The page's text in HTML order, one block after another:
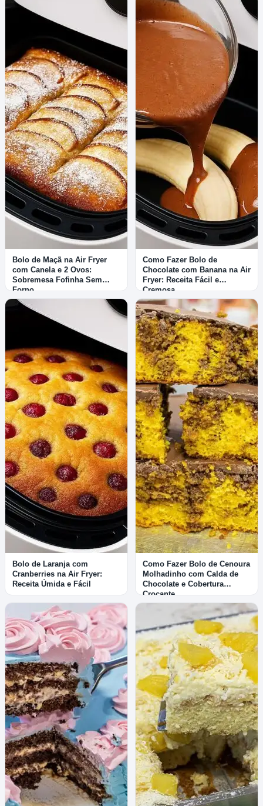
Bolo de Maçã na Air Fryer
com Canela e 2 Ovos:
Sobremesa Fofinha Sem
Forno
Como Fazer Bolo de
Chocolate com Banana na Air
Fryer: Receita Fácil e
Cremosa
Bolo de Laranja com
Cranberries na Air Fryer:
Receita Úmida e Fácil
Como Fazer Bolo de Cenoura
Molhadinho com Calda de
Chocolate e Cobertura
Crocante